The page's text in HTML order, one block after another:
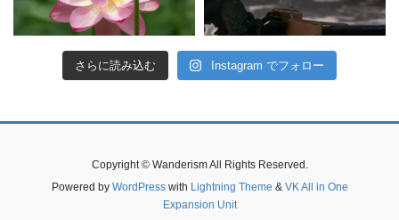
さらに読み込む Instagram でフォロー
Copyright © Wanderism All Rights Reserved.
Powered by WordPresswith Lightning Theme & VK All in One
Expansion Unit